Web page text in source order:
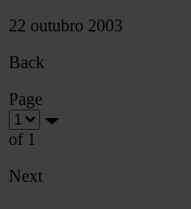
22 outubro 2003
Back
Page
of 1
Next